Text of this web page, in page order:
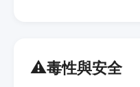
⚠️毒性與安全